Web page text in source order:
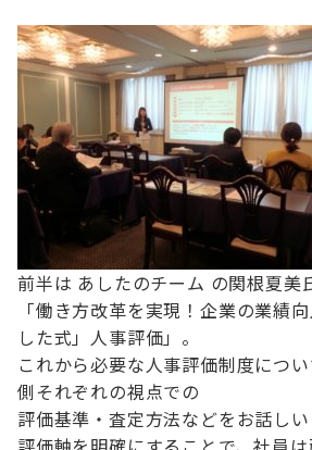
前半は あしたのチーム の関根夏美
「働き方改革を実現！企業の業績
した式」人事評価」。
これから必要な人事評価制度につ
側それぞれの視点での
評価基準・査定方法などをお話しい